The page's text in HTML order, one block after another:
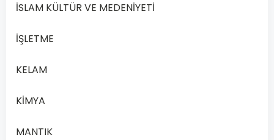
Lise
Kültürü…
Devamını
İSLAM KÜLTÜR VE MEDENİYETİ
İŞLETME
KELAM
KİMYA
MANTIK